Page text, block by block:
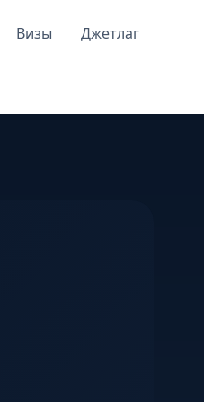
Визы Джетлаг